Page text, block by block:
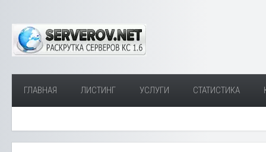
ГЛАВНАЯ ЛИСТИНГ УСЛУГИ СТАТИСТИКА